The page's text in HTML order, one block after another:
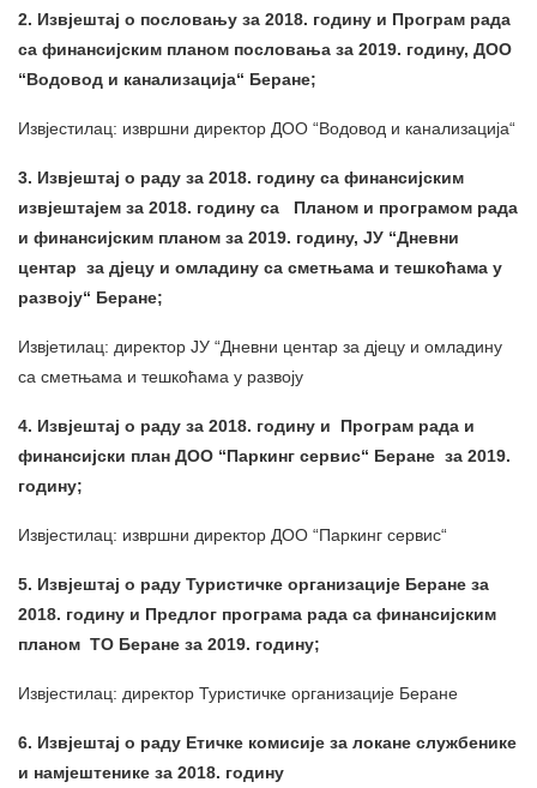
2. Извјештај о пословању за 2018. годину и Програм рада
са финансијским планом пословања за 2019. годину, ДОО
“Водовод и канализација“ Беране;
Извјестилац: извршни директор ДОО “Водовод и канализација“
3. Извјештај о раду за 2018. годину са финансијским
извјештајем за 2018. годину са Планом и програмом рада
и финансијским планом за 2019. годину, ЈУ “Дневни
центар за дјецу и омладину са сметњама и тешкоћама у
развоју“ Беране;
Извјетилац: директор ЈУ “Дневни центар за дјецу и омладину
са сметњама и тешкоћама у развоју
4. Извјештај о раду за 2018. годину и Програм рада и
финансијски план ДОО “Паркинг сервис“ Беране за 2019.
годину;
Извјестилац: извршни директор ДОО “Паркинг сервис“
5. Извјештај о раду Туристичке организације Беране за
2018. годину и Предлог програма рада са финансијским
планом ТО Беране за 2019. годину;
Извјестилац: директор Туристичке организације Беране
6. Извјештај о раду Етичке комисије за локане службенике
и намјештенике за 2018. годину